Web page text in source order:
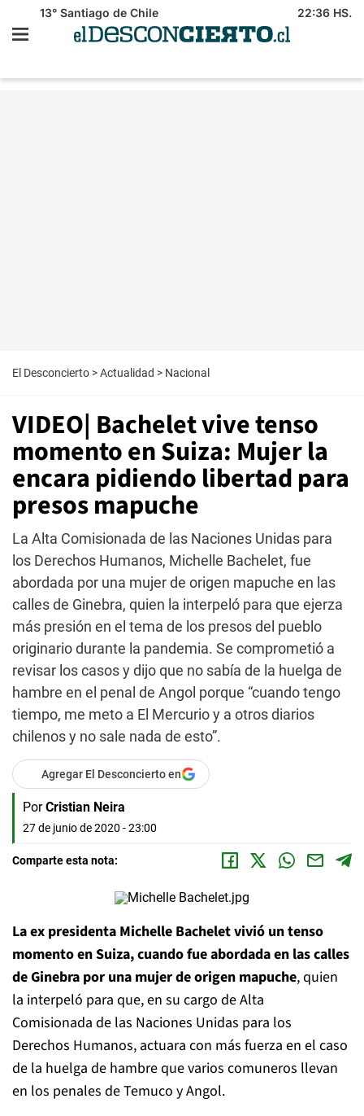
13° Santiago de Chile 22:36 HS.
El Desconcierto >Actualidad > Nacional
VIDEO| Bachelet vive tenso
momento en Suiza: Mujer la
encara pidiendo libertad para
presos mapuche
La Alta Comisionada de las Naciones Unidas para
los Derechos Humanos, Michelle Bachelet, fue
abordada por una mujer de origen mapuche en las
calles de Ginebra, quien la interpeló para que ejerza
más presión en el tema de los presos del pueblo
originario durante la pandemia. Se comprometió a
revisar los casos y dijo que no sabía de la huelga de
hambre en el penal de Angol porque “cuando tengo
tiempo, me meto a El Mercurio y a otros diarios
chilenos y no sale nada de esto”.
Agregar El Desconcierto en
Por Cristian Neira
27 de junio de 2020 - 23:00
Comparte esta nota:
La ex presidenta Michelle Bachelet vivió un tenso
momento en Suiza, cuando fue abordada en las calles
de Ginebra por una mujer de origen mapuche, quien
la interpeló para que, en su cargo de Alta
Comisionada de las Naciones Unidas para los
Derechos Humanos, actuara con más fuerza en el caso
de la huelga de hambre que varios comuneros llevan
en los penales de Temuco y Angol.